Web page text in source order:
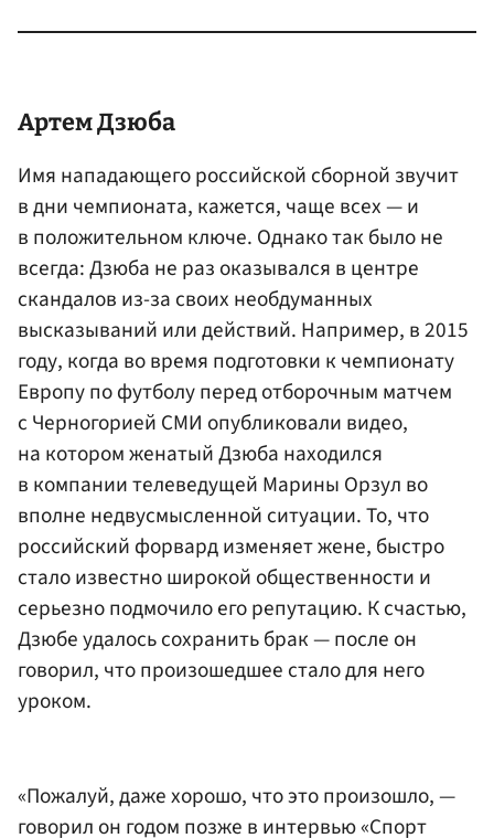
Артем Дзюба
Имя нападающего российской сборной звучит
в дни чемпионата, кажется, чаще всех — и
в положительном ключе. Однако так было не
всегда: Дзюба не раз оказывался в центре
скандалов из-за своих необдуманных
высказываний или действий. Например, в 2015
году, когда во время подготовки к чемпионату
Европу по футболу перед отборочным матчем
с Черногорией СМИ опубликовали видео,
на котором женатый Дзюба находился
в компании телеведущей Марины Орзул во
вполне недвусмысленной ситуации. То, что
российский форвард изменяет жене, быстро
стало известно широкой общественности и
серьезно подмочило его репутацию. К счастью,
Дзюбе удалось сохранить брак — после он
говорил, что произошедшее стало для него
уроком.
«Пожалуй, даже хорошо, что это произошло, —
говорил он годом позже в интервью «Спорт